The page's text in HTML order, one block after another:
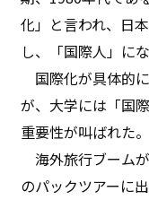
化」と言われ、日
し、「国際人」に
国際化が具体的
が、大学には「国
重要性が叫ばれた。
海外旅行ブーム
のパックツアーに